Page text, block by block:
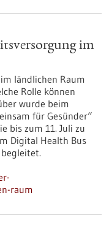
im
ländlichen Raum
Rolle können
wurde beim
für Gesünder“
bis zum 11. Juli zu
Digital Health Bus
raum